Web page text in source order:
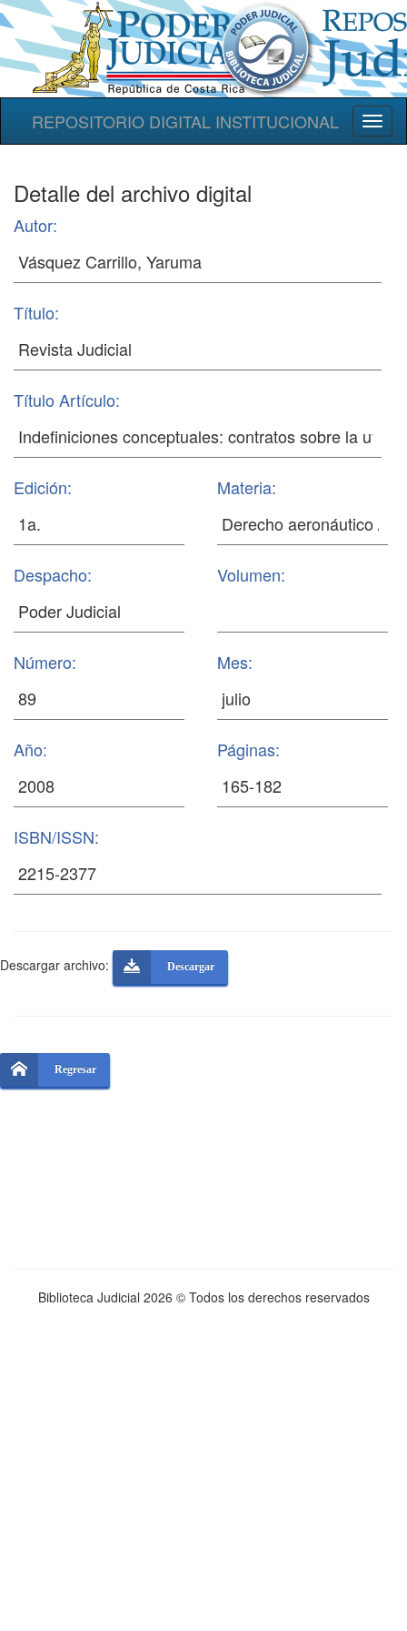
REPOSITORIO DIGITAL INSTITUCIONAL
Detalle del archivo digital
Autor:
Título:
Título Artículo:
Edición: Materia:
Despacho: Volumen:
Número: Mes:
Año: Páginas:
ISBN/ISSN:
Descargar archivo: Descargar
Regresar
Biblioteca Judicial 2026 © Todos los derechos reservados